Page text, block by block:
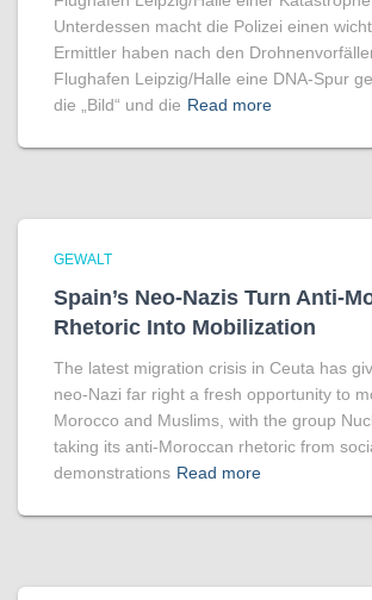
Unterdessen macht die Polizei einen
Ermittler haben nach den
Flughafen Leipzig/Halle eine DNA-Spur
die „Bild“ und die Read more
GEWALT
Spain’s Neo-Nazis Turn Anti-
Rhetoric Into Mobilization
The latest migration crisis in Ceuta has
neo-Nazi far right a fresh opportunity to
Morocco and Muslims, with the group
taking its anti-Moroccan rhetoric from
demonstrations Read more